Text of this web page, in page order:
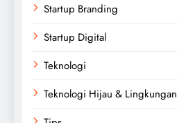
Startup Branding
Startup Digital
Teknologi
Teknologi Hijau & Lingkungan